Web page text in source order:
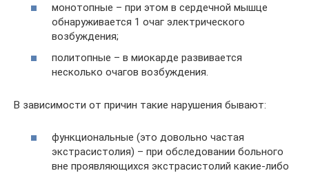
монотопные – при этом в сердечной мышце
обнаруживается 1 очаг электрического
возбуждения;
политопные – в миокарде развивается
несколько очагов возбуждения.
В зависимости от причин такие нарушения бывают:
функциональные (это довольно частая
экстрасистолия) – при обследовании больного
вне проявляющихся экстрасистолий какие-либо